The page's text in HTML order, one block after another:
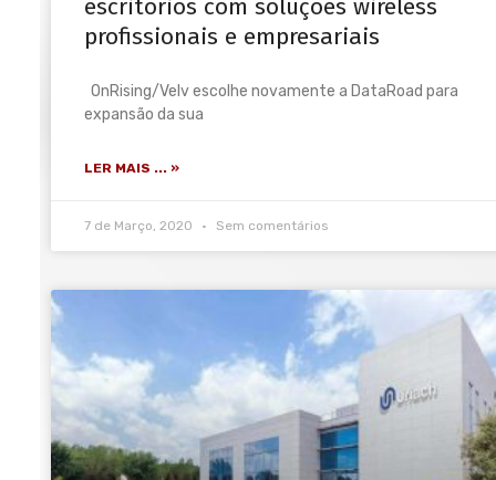
escritórios com soluções wireless
profissionais e empresariais
OnRising/Velv escolhe novamente a DataRoad para
expansão da sua
LER MAIS ... »
7 de Março, 2020 Sem comentários